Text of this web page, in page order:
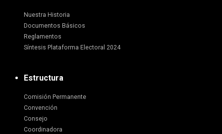
Nuestra Historia
Documentos Básicos
Reglamentos
Síntesis Plataforma Electoral 2024
Estructura
Comisión Permanente
Convención
Consejo
Coordinadora